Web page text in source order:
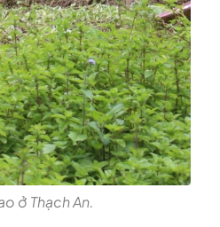
ở Thạch An.